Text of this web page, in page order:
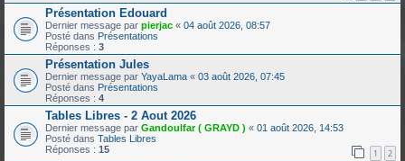
Présentation Edouard
Dernier message par pierjac « 04 août 2026, 08:57
Posté dans Présentations
Réponses : 3
Présentation Jules
Dernier message par YayaLama « 03 août 2026, 07:45
Posté dans Présentations
Réponses : 4
Tables Libres - 2 Aout 2026
Dernier message par Gandoulfar ( GRAYD ) « 01 août 2026, 14:53
Posté dans Tables Libres
Réponses : 15 1 2